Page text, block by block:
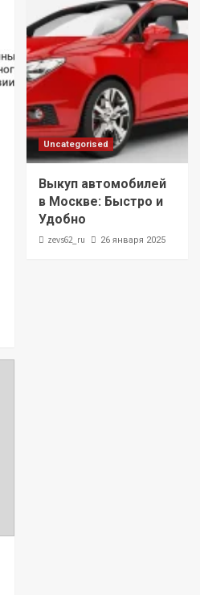
Uncategorised
Выкуп автомобилей
в Москве: Быстро и
Удобно
zevs62_ru 26 января 2025